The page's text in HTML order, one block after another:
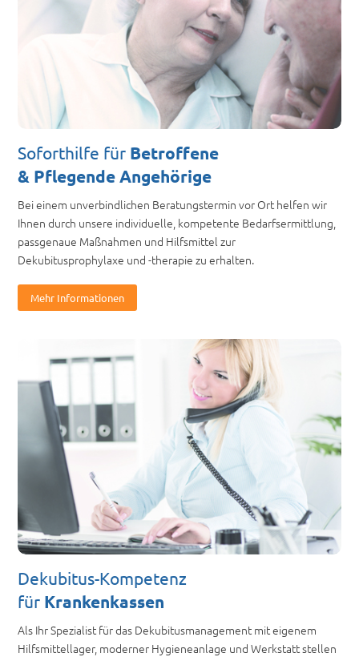
Soforthilfe für Betroffene
& Pflegende Angehörige
Bei einem unverbindlichen Beratungstermin vor Ort helfen wir
Ihnen durch unsere individuelle, kompetente Bedarfsermittlung,
passgenaue Maßnahmen und Hilfsmittel zur
Dekubitusprophylaxe und -therapie zu erhalten.
Mehr Informationen
Dekubitus-Kompetenz
für Krankenkassen
Als Ihr Spezialist für das Dekubitusmanagement mit eigenem
Hilfsmittellager, moderner Hygieneanlage und Werkstatt stellen